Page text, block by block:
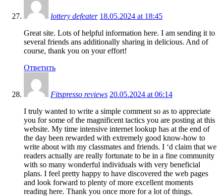
lottery defeater 18.05.2024 at 18:45
Great site. Lots of helpful information here. I am sending it to
several friends ans additionally sharing in delicious. And of
course, thank you on your effort!
Ответить
Fitspresso reviews 20.05.2024 at 06:14
I truly wanted to write a simple comment so as to appreciate
you for some of the magnificent tactics you are posting at this
website. My time intensive internet lookup has at the end of
the day been rewarded with extremely good know-how to
write about with my classmates and friends. I ‘d claim that we
readers actually are really fortunate to be in a fine community
with so many wonderful individuals with very beneficial
plans. I feel pretty happy to have discovered the web pages
and look forward to plenty of more excellent moments
reading here. Thank you once more for a lot of things.